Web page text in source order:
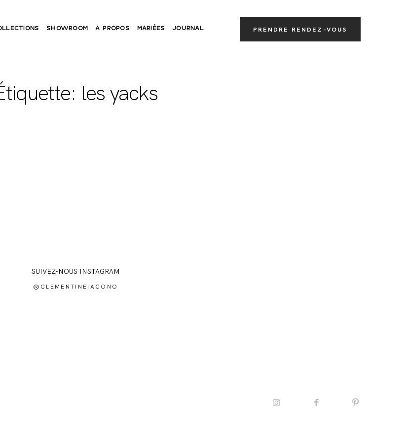
SHOWROOM A PROPOS MARIÉES JOURNAL PRENDRE RENDEZ-VOUS
les yacks
SUIVEZ-NOUS INSTAGRAM
@CLEMENTINEIACONO